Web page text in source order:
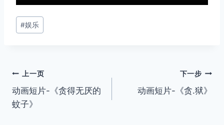
文
章
#娱乐
文
章
上一页
动画短片-《贪得无厌的
蚊子》
下一步
动画短片-《贪.狱》